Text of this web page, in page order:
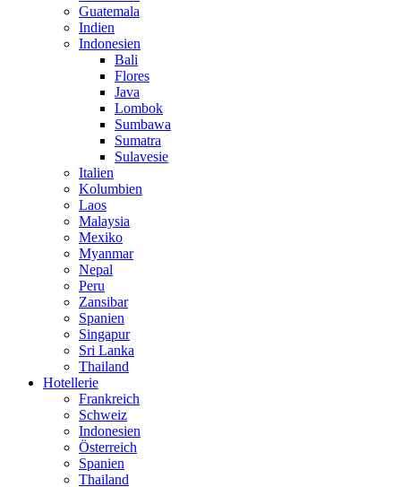
Guatemala
Indien
Indonesien
Bali
Flores
Java
Lombok
Sumbawa
Sumatra
Sulavesie
Italien
Kolumbien
Laos
Malaysia
Mexiko
Myanmar
Nepal
Peru
Zansibar
Spanien
Singapur
Sri Lanka
Thailand
Hotellerie
Frankreich
Schweiz
Indonesien
Österreich
Spanien
Thailand